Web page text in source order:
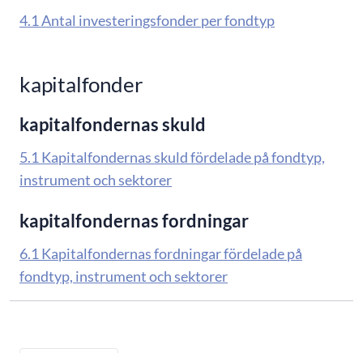
4.1 Antal investeringsfonder per fondtyp
kapitalfonder
kapitalfondernas skuld
5.1 Kapitalfondernas skuld fördelade på fondtyp,
instrument och sektorer
kapitalfondernas fordningar
6.1 Kapitalfondernas fordningar fördelade på
fondtyp, instrument och sektorer